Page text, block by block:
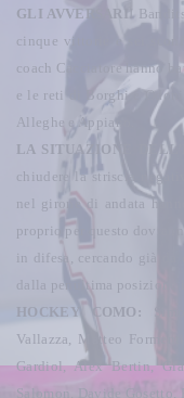
GLI AVVERSARI I
cinque vittorie e sei
coach Cacciatore hanno
e le reti di Borghi e
Alleghe e Appiano.
LA SITUAZIONE
chiudere la striscia
nel girone di andata
proprio per questo
in difesa, cercando già da
dalla penultima posizione
HOCKEY COMO:
Vallazza, Matteo
Gardiol, Alex Bertin,
Salomon, Davide Gosetto,